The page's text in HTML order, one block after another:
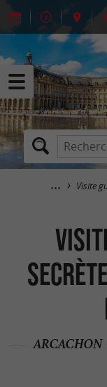
Visite
ARCACHON